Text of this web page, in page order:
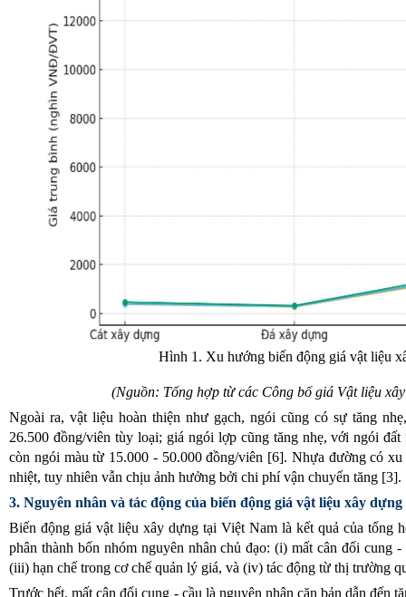
Hình 1. Xu hướng biến động giá vật liệu
(Nguồn: Tổng hợp từ các Công bố giá Vật liệu
Ngoài ra, vật liệu hoàn thiện như gạch, ngói cũng có sự tăng
26.500 đồng/viên tùy loại; giá ngói lợp cũng tăng nhẹ, với ngói
còn ngói màu từ 15.000 - 50.000 đồng/viên [6]. Nhựa đường có
nhiệt, tuy nhiên vẫn chịu ảnh hưởng bởi chi phí vận chuyển tăng [3].
3. Nguyên nhân và tác động của biến động giá vật liệu xây dựng
Biến động giá vật liệu xây dựng tại Việt Nam là kết quả của tổng
phân thành bốn nhóm nguyên nhân chủ đạo: (i) mất cân đối cung
(iii) hạn chế trong cơ chế quản lý giá, và (iv) tác động từ thị trường
Trước hết, mất cân đối cung - cầu là nguyên nhân căn bản dẫn đến